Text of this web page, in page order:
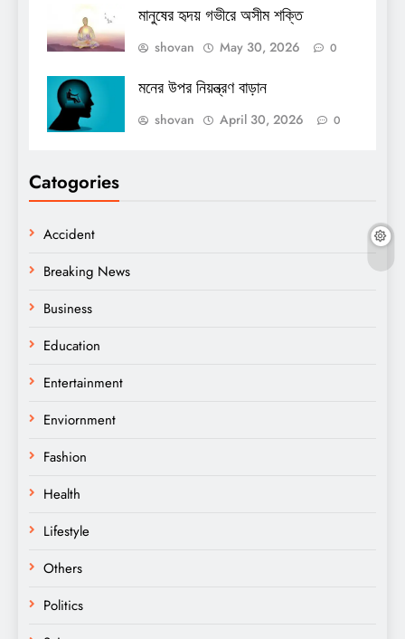
মানুষের হৃদয় গভীরে অসীম শক্তি
shovan May 30, 2026 0
মনের উপর নিয়ন্ত্রণ বাড়ান
shovan April 30, 2026 0
Catogories
Accident
Breaking News
Business
Education
Entertainment
Enviornment
Fashion
Health
Lifestyle
Others
Politics